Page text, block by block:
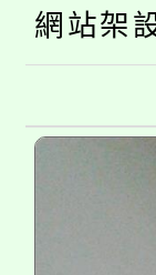
半
份
大
份
淨
會
網站架